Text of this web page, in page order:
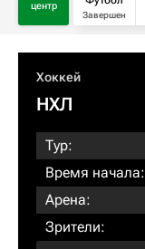
центр
Завершен
Хоккей
НХЛ
Тур:
Время начала:
Арена:
Зрители: